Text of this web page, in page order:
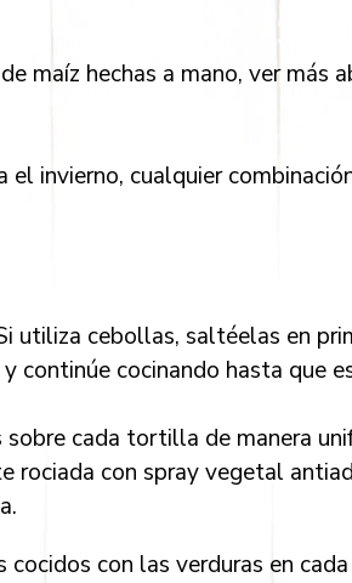
maíz hechas a mano, ver más
invierno, cualquier
utiliza cebollas, saltéelas en
continúe cocinando hasta que
cada tortilla de manera
rociada con spray vegetal
con las verduras en